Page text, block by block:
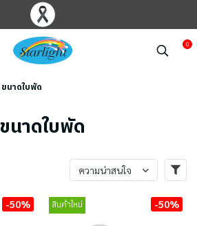
0
ขนาดใบพัด
ขนาดใบพัด
ความน่าสนใจ
-50% สินค้าใหม่ -50%